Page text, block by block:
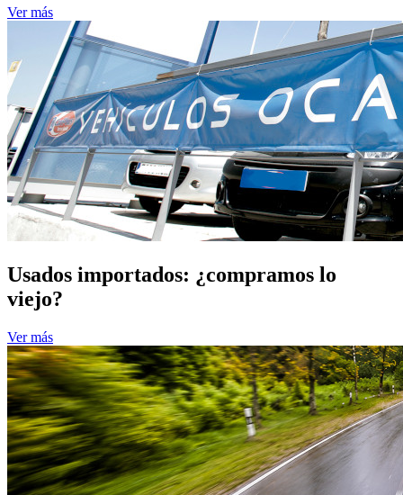
Ver más
Usados importados: ¿compramos lo
viejo?
Ver más